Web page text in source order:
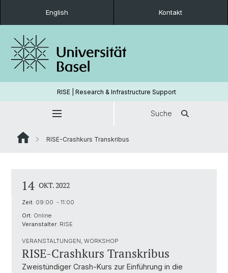
English Kontakt
RISE | Research & Infrastructure Support
Suche
RISE-Crashkurs Transkribus
14 OKT. 2022
Zeit: 09:00 - 11:00
Ort: Online
Veranstalter: RISE
VERANSTALTUNGEN, WORKSHOP
RISE-Crashkurs Transkribus
Zweistündiger Crash-Kurs zur Einführung in die